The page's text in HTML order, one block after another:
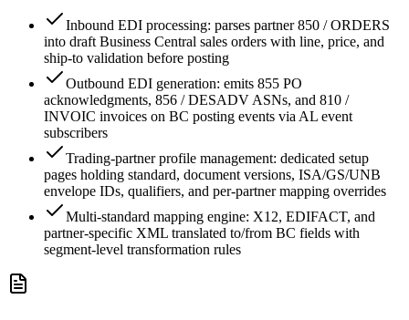
Inbound EDI processing: parses partner 850 / ORDERS
into draft Business Central sales orders with line, price, and
ship-to validation before posting
Outbound EDI generation: emits 855 PO
acknowledgments, 856 / DESADV ASNs, and 810 /
INVOIC invoices on BC posting events via AL event
subscribers
Trading-partner profile management: dedicated setup
pages holding standard, document versions, ISA/GS/UNB
envelope IDs, qualifiers, and per-partner mapping overrides
Multi-standard mapping engine: X12, EDIFACT, and
partner-specific XML translated to/from BC fields with
segment-level transformation rules